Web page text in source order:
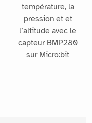
température, la
pression et et
l’altitude avec le
capteur BMP280
sur Micro:bit